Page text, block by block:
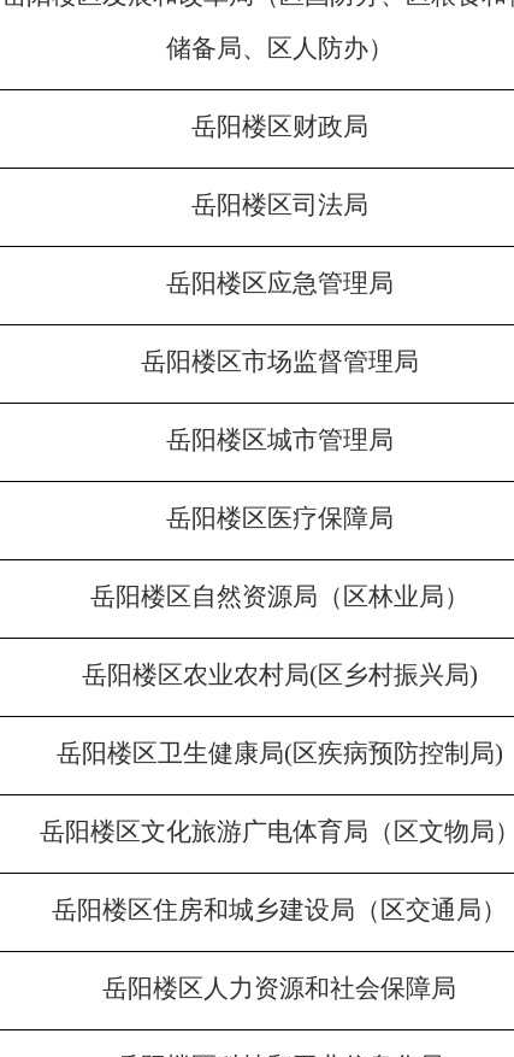
储备局、区人防办）
岳阳楼区财政局
岳阳楼区司法局
岳阳楼区应急管理局
岳阳楼区市场监督管理局
岳阳楼区城市管理局
岳阳楼区医疗保障局
岳阳楼区自然资源局（区林业局）
岳阳楼区农业农村局(区乡村振兴局)
岳阳楼区卫生健康局(区疾病预防控制局)
岳阳楼区文化旅游广电体育局（区文物局
岳阳楼区住房和城乡建设局（区交通局）
岳阳楼区人力资源和社会保障局